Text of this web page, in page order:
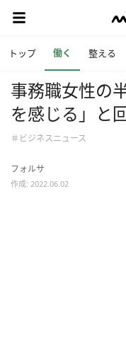
トップ 働く 整える
事務職女性の
を感じる」と
＃ビジネスニュース
フォルサ
作成: 2022.06.02